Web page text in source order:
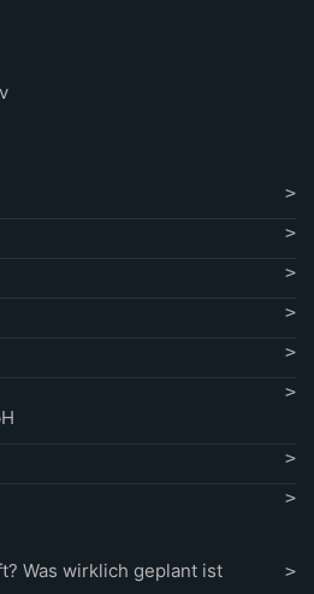
Was wirklich geplant ist